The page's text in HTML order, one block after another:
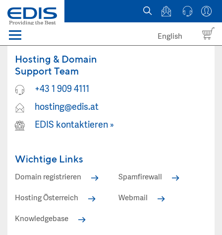
Menü
Domains
Webhosting Österreich
News
English
Hosting & Domain
Support Team
+43 1 909 4111
hosting@edis.at
EDIS kontaktieren »
Wichtige Links
Domain registrieren
Hosting Österreich
Knowledgebase
Spamfirewall
Webmail